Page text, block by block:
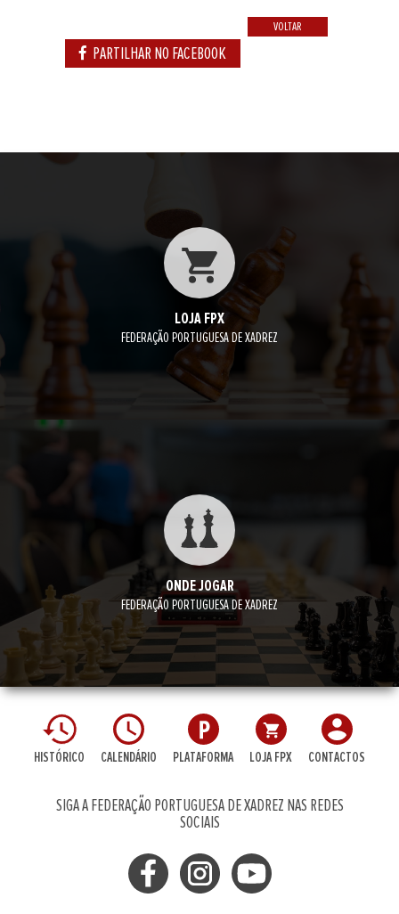
VOLTAR
PARTILHAR NO FACEBOOK
LOJA FPX
FEDERAÇÃO PORTUGUESA DE XADREZ
ONDE JOGAR
FEDERAÇÃO PORTUGUESA DE XADREZ
HISTÓRICO CALENDÁRIO PLATAFORMA LOJA FPX CONTACTOS
SIGA A FEDERAÇÃO PORTUGUESA DE XADREZ NAS REDES
SOCIAIS